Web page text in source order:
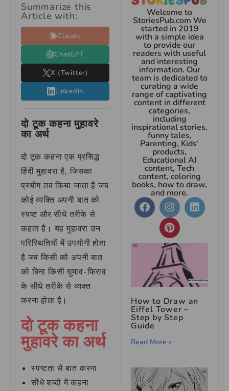
Summarize this
Article with:
Claude
ChatGPT
X (Twitter)
LinkedIn
दो टूक कहना मुहावरे
का अर्थ
दो टूक कहना एक प्रसिद्ध
हिंदी मुहावरा है, जिसका
प्रयोग तब किया जाता है जब
कोई व्यक्ति अपनी बात को
स्पष्ट और सीधे तरीके से
कहता है। यह मुहावरा उन
परिस्थितियों में उपयोगी होता
है जब किसी को अपनी बात
को बिना किसी घुमाव-फिराव
के सीधे तरीके से व्यक्त
करना होता है।
दो टूक कहना
मुहावरे का अर्थ
स्पष्टता से बात करना
सीधे शब्दों में कहना
Welcome to
StoriesPub.com We
started in 2019
with a simple idea
to provide our
readers with useful
and interesting
information. Our
team is dedicated to
curating a wide
range of captivating
content in different
categories,
including
inspirational stories,
funny tales,
Parenting, Kids’
products,
Educational AI
content, Tech
content, coloring
books, how to draw,
and more.
How to Draw an
Eiffel Tower –
Step by Step
Guide
Read More »